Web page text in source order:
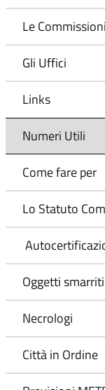
Le Commissioni
Gli Uffici
Links
Numeri Utili
Come fare per
Lo Statuto
Oggetti smarriti
Necrologi
Città in Ordine